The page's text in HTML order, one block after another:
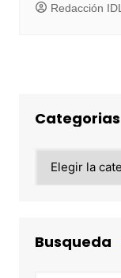
Redacción IDL
Categorias
Busqueda